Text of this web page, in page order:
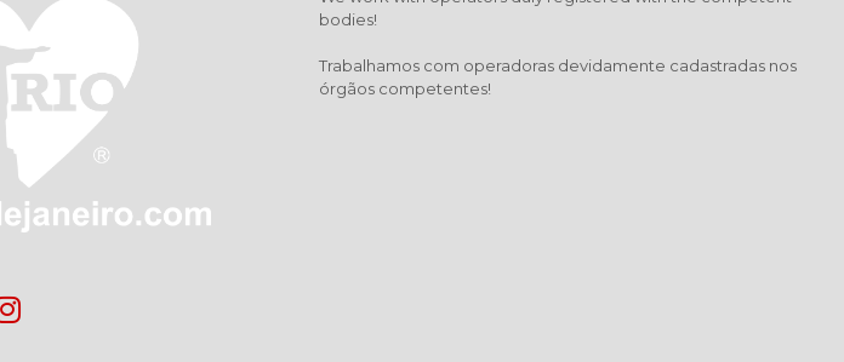
bodies!
Trabalhamos com operadoras devidamente cadastradas nos
órgãos competentes!